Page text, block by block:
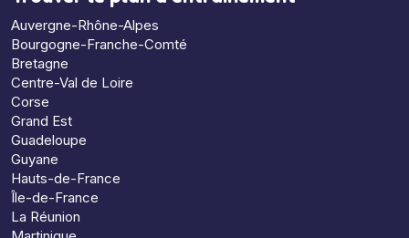
Auvergne-Rhône-Alpes
Bourgogne-Franche-Comté
Bretagne
Centre-Val de Loire
Corse
Grand Est
Guadeloupe
Guyane
Hauts-de-France
Île-de-France
La Réunion